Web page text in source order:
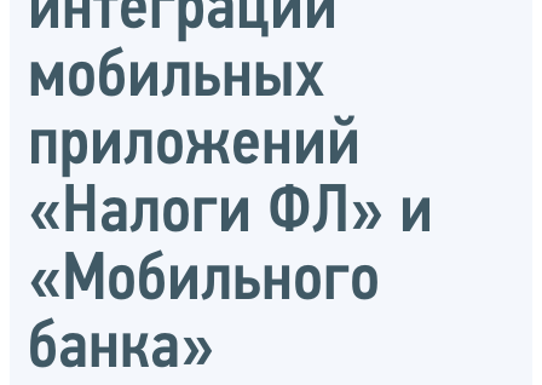
мобильных
приложений
«Налоги ФЛ» и
«Мобильного
банка»